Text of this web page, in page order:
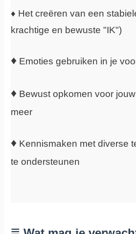
♦ Het creëren van een
krachtige en bewuste "IK")
♦ Emoties gebruiken in je
♦ Bewust opkomen voor
meer
♦ Kennismaken met diverse
te ondersteunen